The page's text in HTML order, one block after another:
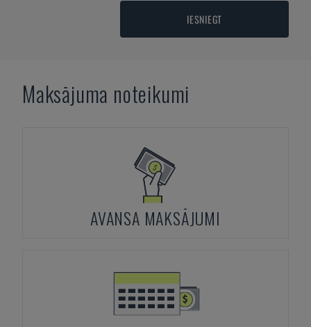
IESNIEGT
Maksājuma noteikumi
AVANSA MAKSĀJUMI